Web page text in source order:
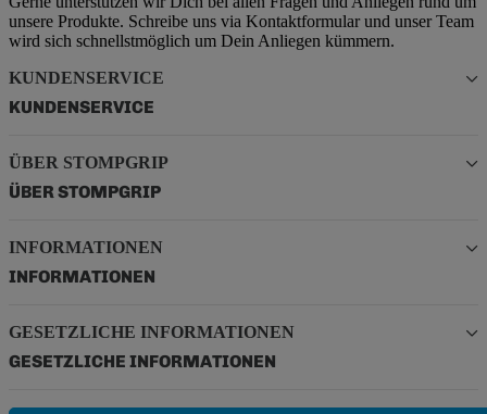
unsere Produkte. Schreibe uns via Kontaktformular und unser Team
wird sich schnellstmöglich um Dein Anliegen kümmern.
KUNDENSERVICE
KUNDENSERVICE
ÜBER STOMPGRIP
ÜBER STOMPGRIP
INFORMATIONEN
INFORMATIONEN
GESETZLICHE INFORMATIONEN
GESETZLICHE INFORMATIONEN